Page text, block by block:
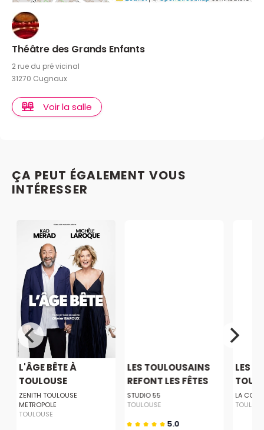
Théâtre des Grands Enfants
2 rue du pré vicinal
31270 Cugnaux
Voir la salle
ÇA PEUT ÉGALEMENT VOUS
INTÉRESSER
L'ÂGE BÊTE À
TOULOUSE
ZENITH TOULOUSE
METROPOLE
TOULOUSE
LES TOULOUSAINS
REFONT LES FÊTES
STUDIO 55
TOULOUSE
5.0
LES
LA